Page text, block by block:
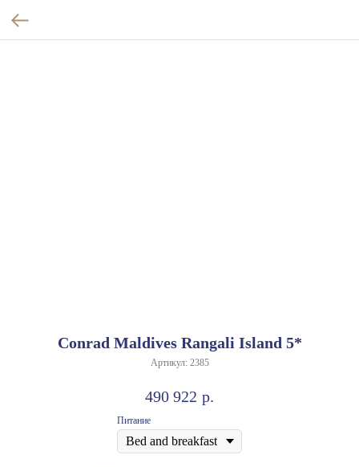
Conrad Maldives Rangali Island 5*
Артикул: 2385
490 922 р.
Питание